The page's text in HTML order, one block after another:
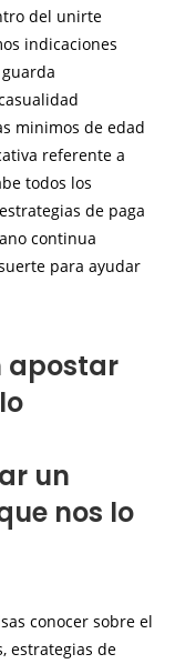
del unirte
indicaciones
minimos de edad
referente a
todos los
de paga
continua
para ayudar
apostar
un
nos lo
conocer sobre el
estrategias de